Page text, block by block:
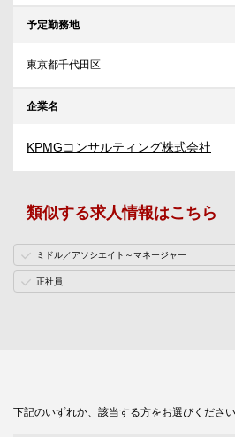
予定勤務地
東京都千代田区
企業名
KPMGコンサルティング株式会社
類似する求人情報はこちら
ミドル／アソシエイト～マネージャー
正社員
下記のいずれか、該当する方をお選びください